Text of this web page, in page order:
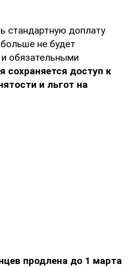
стандартную доплату
не будет
обязательными
сохраняется доступ к
и льгот на
продлена до 1 марта